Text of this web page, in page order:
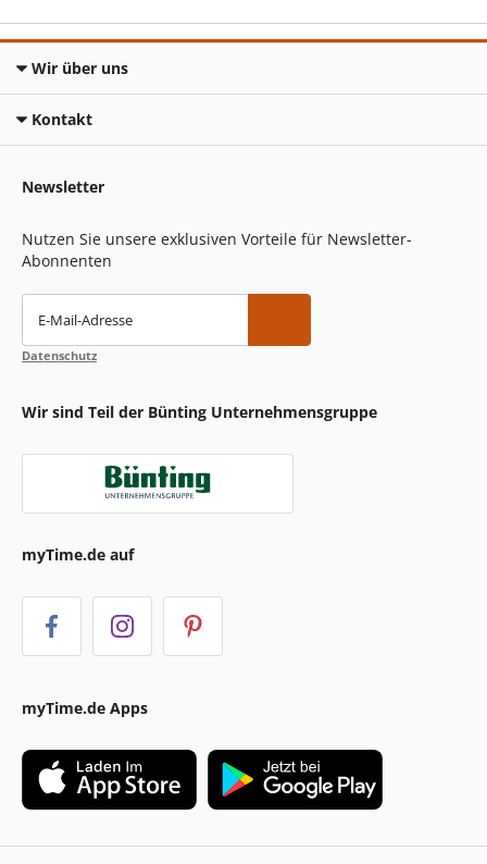
Wir über uns
Kontakt
Newsletter
Nutzen Sie unsere exklusiven Vorteile für Newsletter-
Abonnenten
E-Mail-Adresse
Datenschutz
Wir sind Teil der Bünting Unternehmensgruppe
myTime.de auf
myTime.de Apps